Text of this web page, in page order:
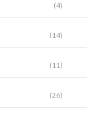
(4)
(14)
(11)
(26)